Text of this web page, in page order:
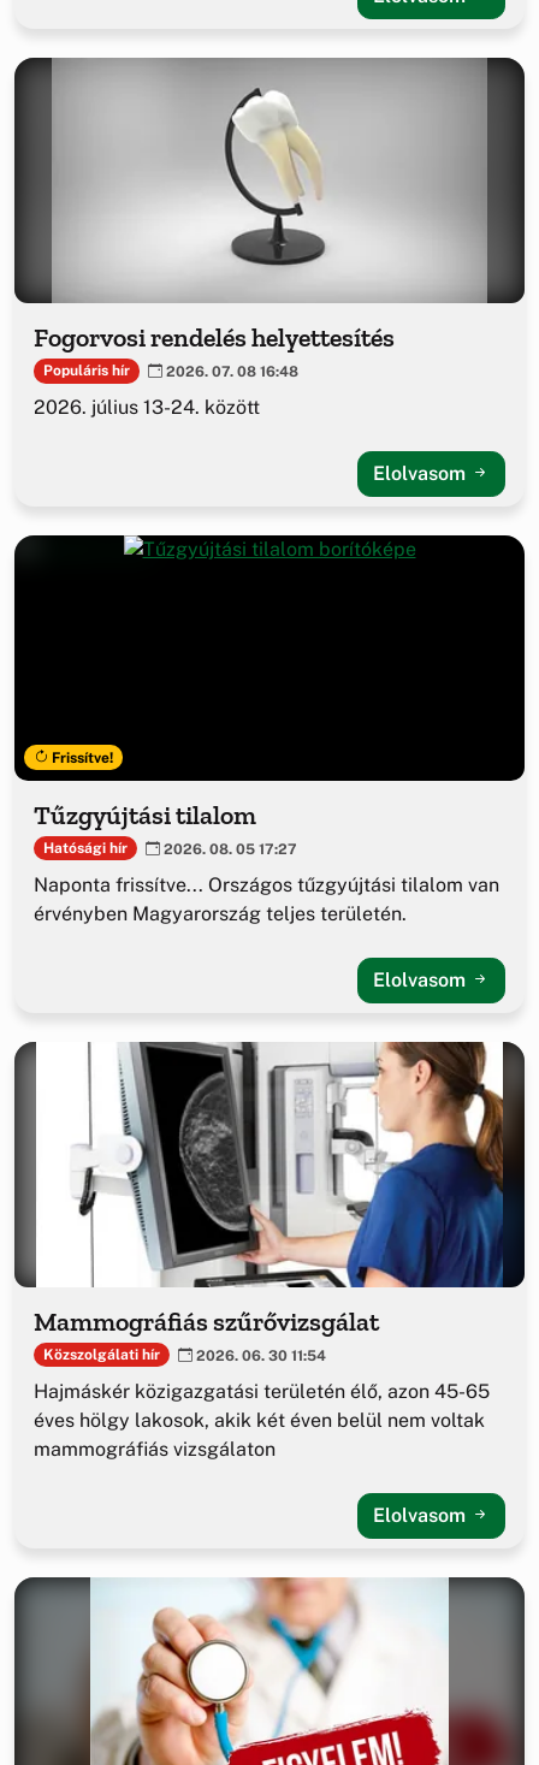
Fogorvosi rendelés helyettesítés
Populáris hír 2026. 07. 08 16:48
2026. július 13-24. között
Elolvasom
Frissítve!
Tűzgyújtási tilalom
Hatósági hír 2026. 08. 05 17:27
Naponta frissítve... Országos tűzgyújtási tilalom van
érvényben Magyarország teljes területén.
Elolvasom
Mammográfiás szűrővizsgálat
Közszolgálati hír 2026. 06. 30 11:54
Hajmáskér közigazgatási területén élő, azon 45-65
éves hölgy lakosok, akik két éven belül nem voltak
mammográfiás vizsgálaton
Elolvasom